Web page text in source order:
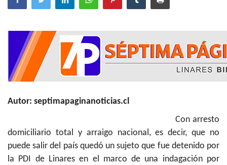
Autor: septimapaginanoticias.cl
Con arresto
domiciliario total y arraigo nacional, es decir, que no
puede salir del país quedó un sujeto que fue detenido por
la PDI de Linares en el marco de una indagación por